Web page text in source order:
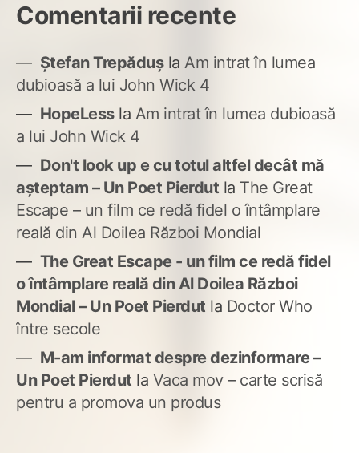
Comentarii recente
Ștefan Trepădușla Am intrat în lumea
dubioasă a lui John Wick 4
HopeLessla Am intrat în lumea dubioasă
a lui John Wick 4
Don't look up e cu totul altfel decât mă
așteptam – Un Poet Pierdut la The Great
Escape – un film ce redă fidel o întâmplare
reală din Al Doilea Război Mondial
The Great Escape - un film ce redă fidel
o întâmplare reală din Al Doilea Război
Mondial – Un Poet Pierdut la Doctor Who
între secole
M-am informat despre dezinformare –
Un Poet Pierdut la Vaca mov – carte scrisă
pentru a promova un produs